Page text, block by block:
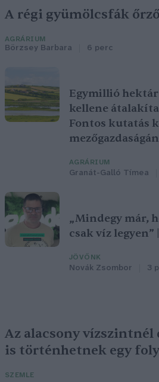
A régi gyümölcsfák
AGRÁRIUM
Börzsey Barbara 6 perc
Egymillió
kellene
Fontos kutatás
AGRÁRIUM
Granát-Galló Tímea
„Mindegy már,
csak víz
JÖVŐNK
Novák Zsombor 3
Az alacsony
is történhetnek egy
SZEMLE